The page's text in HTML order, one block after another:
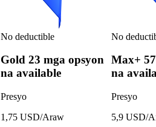
No deductible
Gold 23 mga opsyon
na available
Presyo
1,75 USD/Araw
No
Max+
na
Presyo
5,9 USD/